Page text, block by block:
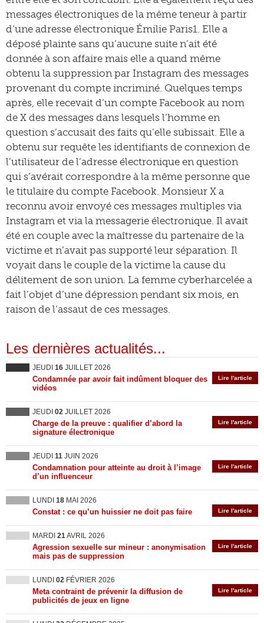
messages électroniques de la même teneur à partir
d’une adresse électronique Émilie Paris1. Elle a
déposé plainte sans qu’aucune suite n’ait été
donnée à son affaire mais elle a quand même
obtenu la suppression par Instagram des messages
provenant du compte incriminé. Quelques temps
après, elle recevait d’un compte Facebook au nom
de X des messages dans lesquels l’homme en
question s’accusait des faits qu’elle subissait. Elle a
obtenu sur requête les identifiants de connexion de
l’utilisateur de l’adresse électronique en question
qui s’avérait correspondre à la même personne que
le titulaire du compte Facebook. Monsieur X a
reconnu avoir envoyé ces messages multiples via
Instagram et via la messagerie électronique. Il avait
été en couple avec la maîtresse du partenaire de la
victime et n’avait pas supporté leur séparation. Il
voyait dans le couple de la victime la cause du
délitement de son union. La femme cyberharcelée a
fait l’objet d’une dépression pendant six mois, en
raison de l’assaut de ces messages.
Les dernières actualités...
JEUDI 16 JUILLET 2026
Lire l'article
Condamnée par avoir fait indûment bloquer des
vidéos
JEUDI 02 JUILLET 2026
Lire l'article
Charge de la preuve : qualifier d’abord la
signature électronique
JEUDI 11 JUIN 2026
Lire l'article
Condamnation pour atteinte au droit à l’image
d’un influenceur
LUNDI 18 MAI 2026
Lire l'article
Constat : ce qu’un huissier ne doit pas faire
MARDI 21AVRIL 2026
Lire l'article
Agression sexuelle sur mineur : anonymisation
mais pas de suppression
LUNDI 02 FÉVRIER 2026
Lire l'article
Meta contraint de prévenir la diffusion de
publicités de jeux en ligne